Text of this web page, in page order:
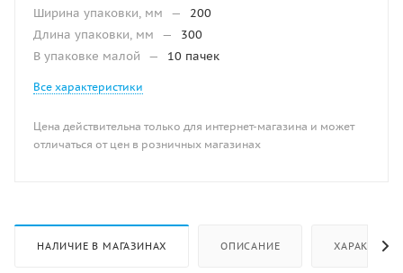
Ширина упаковки, мм
—
200
Длина упаковки, мм
—
300
В упаковке малой
— 10 пачек
Все характеристики
Цена действительна только для интернет-магазина и может
отличаться от цен в розничных магазинах
НАЛИЧИЕ В МАГАЗИНАХ ОПИСАНИЕ